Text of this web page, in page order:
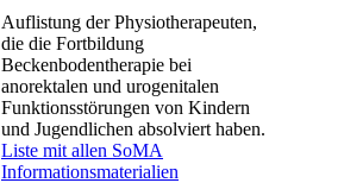
Auflistung der Physiotherapeuten,
die die Fortbildung
Beckenbodentherapie bei
anorektalen und urogenitalen
Funktionsstörungen von Kindern
und Jugendlichen absolviert haben.
Liste mit allen SoMA
Informationsmaterialien